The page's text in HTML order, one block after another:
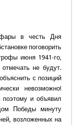
в честь Дня
поговорить
июня 1941-го,
не будут.
с позиций
невозможно!
поэтому и объявил
Победы минуту
возложенных на